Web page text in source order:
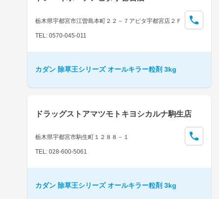
栃木県宇都宮市江曽島本町２２－７アピタ宇都宮店２Ｆ
TEL: 0570-045-011
カダン 除草王シリーズ オールキラー粒剤 3kg
ドラッグストアマツモトキヨシカルナ駒生店
栃木県宇都宮市駒生町１２８８－１
TEL: 028-600-5061
カダン 除草王シリーズ オールキラー粒剤 3kg